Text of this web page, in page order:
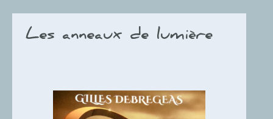
Les anneaux de lumière